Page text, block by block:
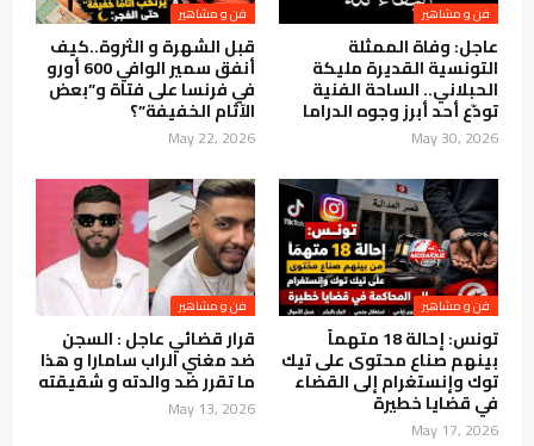
فن و مشاهير
عاجل: وفاة الممثلة
التونسية القديرة مليكة
الحبلاني.. الساحة الفنية
تودّع أحد أبرز وجوه الدراما
May 30, 2026
فن و مشاهير
قبل الشهرة و الثروة..كيف
أنفق سمير الوافي 600 أورو
في فرنسا على فتاة و”بعض
الآثام الخفيفة”؟
May 22, 2026
فن و مشاهير
تونس: إحالة 18 متهماً
بينهم صناع محتوى على تيك
توك وإنستغرام إلى القضاء
في قضايا خطيرة
May 17, 2026
فن و مشاهير
قرار قضائي عاجل : السجن
ضد مغني الراب سامارا و هذا
ما تقرر ضد والدته و شقيقته
May 13, 2026